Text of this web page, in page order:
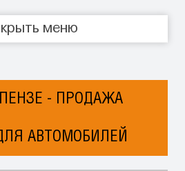
меню
- ПРОДАЖА
АВТОМОБИЛЕЙ